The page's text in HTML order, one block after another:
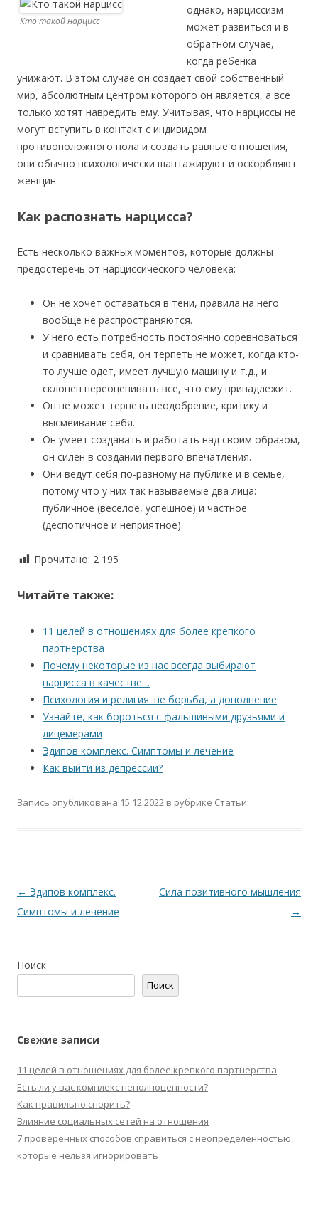
Кто такой нарцисс
однако, нарциссизм
может развиться и в
обратном случае,
когда ребенка
унижают. В этом случае он создает свой собственный
мир, абсолютным центром которого он является, а все
только хотят навредить ему. Учитывая, что нарциссы не
могут вступить в контакт с индивидом
противоположного пола и создать равные отношения,
они обычно психологически шантажируют и оскорбляют
женщин.
Как распознать нарцисса?
Есть несколько важных моментов, которые должны
предостеречь от нарциссического человека:
Он не хочет оставаться в тени, правила на него
вообще не распространяются.
У него есть потребность постоянно соревноваться
и сравнивать себя, он терпеть не может, когда кто-
то лучше одет, имеет лучшую машину и т.д., и
склонен переоценивать все, что ему принадлежит.
Он не может терпеть неодобрение, критику и
высмеивание себя.
Он умеет создавать и работать над своим образом,
он силен в создании первого впечатления.
Они ведут себя по-разному на публике и в семье,
потому что у них так называемые два лица:
публичное (веселое, успешное) и частное
(деспотичное и неприятное).
Прочитано: 2 195
Читайте также:
11 целей в отношениях для более крепкого
партнерства
Почему некоторые из нас всегда выбирают
нарцисса в качестве…
Психология и религия: не борьба, а дополнение
Узнайте, как бороться с фальшивыми друзьями и
лицемерами
Эдипов комплекс. Симптомы и лечение
Как выйти из депрессии?
Запись опубликована 15.12.2022 в рубрике Статьи.
Навигация
по
← Эдипов комплекс.
Симптомы и лечение
Сила позитивного мышления
→
Поиск
Поиск
Свежие записи
11 целей в отношениях для более крепкого партнерства
Есть ли у вас комплекс неполноценности?
Как правильно спорить?
Влияние социальных сетей на отношения
7 проверенных способов справиться с неопределенностью,
которые нельзя игнорировать